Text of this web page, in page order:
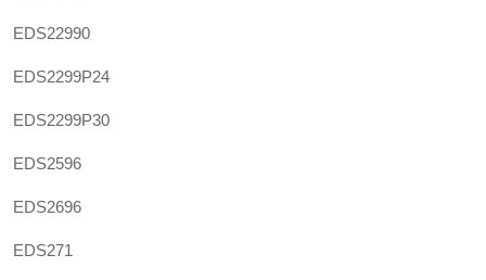
EDS22990
EDS2299P24
EDS2299P30
EDS2596
EDS2696
EDS271